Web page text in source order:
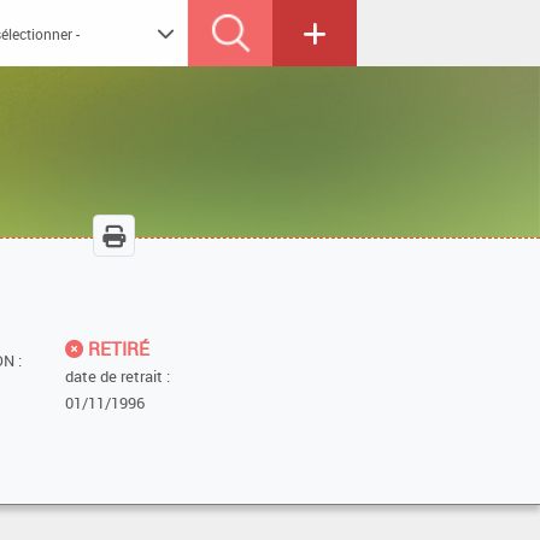
:
RETIRÉ
date de retrait :
01/11/1996